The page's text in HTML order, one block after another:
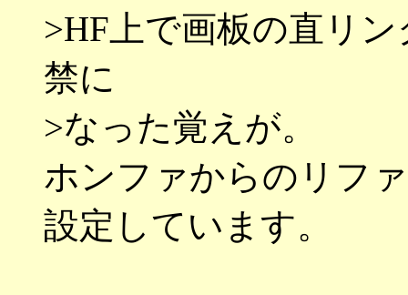
>HF上で画板の直リ
禁に
>なった覚えが。
ホンファからのリフ
設定しています。